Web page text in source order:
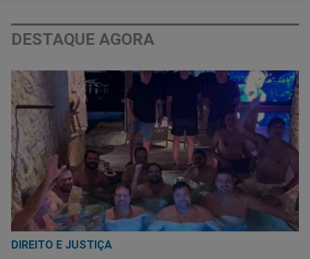
DESTAQUE AGORA
DIREITO E JUSTIÇA